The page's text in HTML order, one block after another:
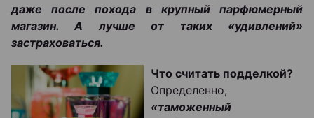
даже после похода в крупный парфюмерный
магазин. А лучше от таких «удивлений»
застраховаться.
Что считать подделкой?
Определенно,
«таможенный